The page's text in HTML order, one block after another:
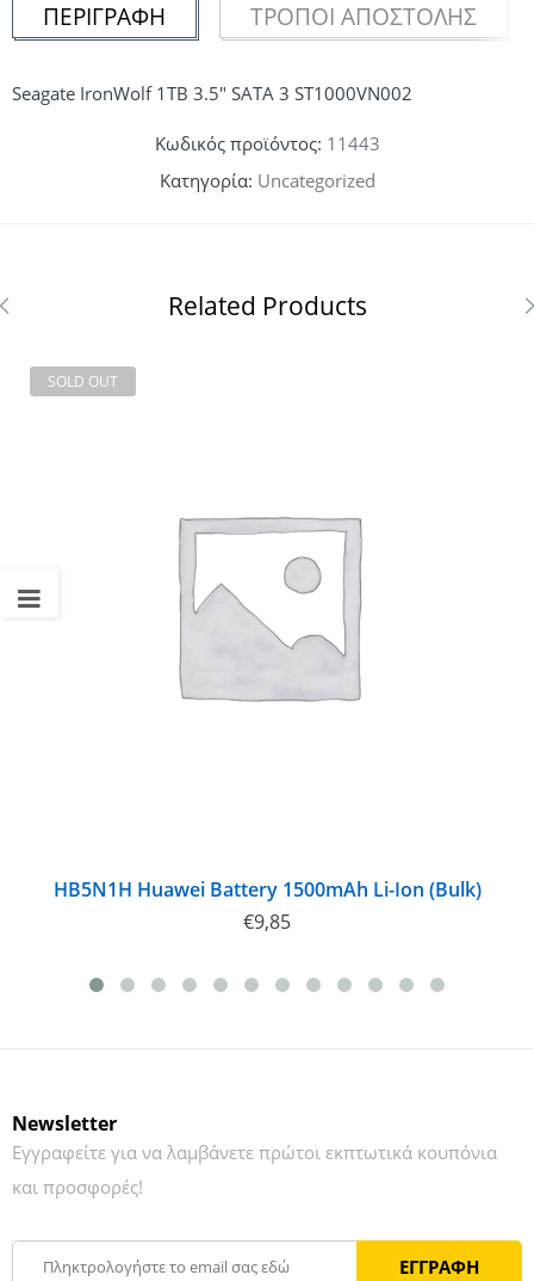
ΠΕΡΙΓΡΑΦΉ ΤΡΌΠΟΙ ΑΠΟΣΤΟΛΉΣ
Seagate IronWolf 1TB 3.5″ SATA 3 ST1000VN002
Κωδικός προϊόντος: 11443
Κατηγορία: Uncategorized
Related Products
SOLD OUT
HB5N1H Huawei Battery 1500mAh Li-Ion (Bulk)
€9,85
Newsletter
Εγγραφείτε για να λαμβάνετε πρώτοι εκπτωτικά κουπόνια
και προσφορές!